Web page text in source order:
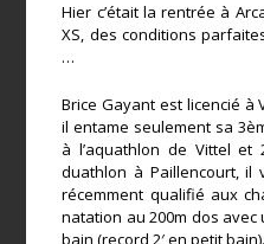
Hier c’était la rentrée à
XS, des conditions
…
Brice Gayant est licencié à
il entame seulement sa
à l’aquathlon de Vittel
duathlon à Paillencourt, il
récemment qualifié aux
natation au 200m dos avec
bain (record 2′ en petit bain).